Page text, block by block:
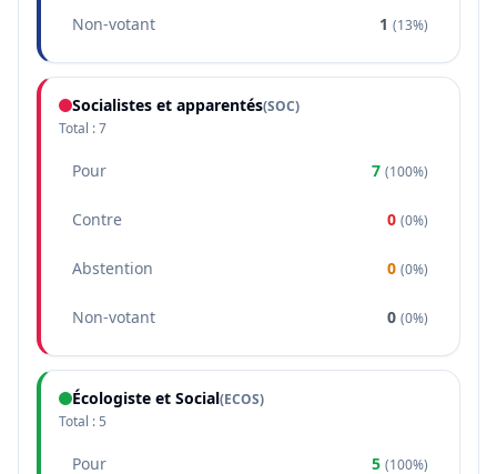
Non-votant 1 (13%)
Socialistes et apparentés(SOC)
Total :7
Pour 7 (100%)
Contre 0 (0%)
Abstention 0 (0%)
Non-votant 0 (0%)
Écologiste et Social(ECOS)
Total : 5
Pour 5 (100%)